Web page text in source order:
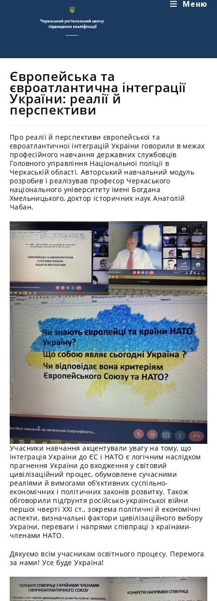
Меню
Європейська та
євроатлантична інтеграції
України: реалії й
перспективи
Про реалії й перспективи європейської та
євроатлантичної інтеграцій України говорили в межах
професійного навчання державних службовців
Головного управління Національної поліції в
Черкаській області. Авторський навчальний модуль
розробив і реалізував професор Черкаського
національного університету імені Богдана
Хмельницького, доктор історичних наук Анатолій
Чабан.
Учасники навчання акцентували увагу на тому, що
інтеграція України до ЄС і НАТО є логічним наслідком
прагнення України до входження у світовий
цивілізаційний процес, обумовлене сучасними
реаліями й вимогами об’єктивних суспільно-
економічних і політичних законів розвитку. Також
обговорили підґрунтя російсько-української війни
першої чверті ХХІ ст., зокрема політичні й економічні
аспекти, визначальні фактори цивілізаційного вибору
України, переваги і напрями співпраці з країнами-
членами НАТО.
Дякуємо всім учасникам освітнього процесу. Перемога
за нами! Усе буде Україна!